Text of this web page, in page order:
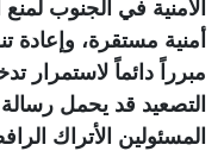
الأمنية في الجنوب
أمنية مستقرة، وإعادة
مبرراً دائماً لاستمرار
التصعيد قد يحمل
المسئولين الأتراك